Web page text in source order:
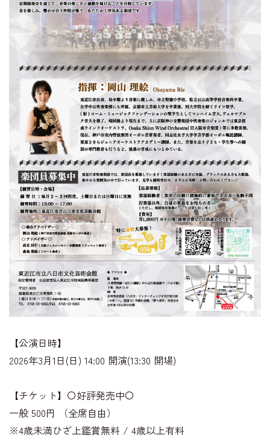
【公演日時】
2026年3月1日(日) 14:00 開演(13:30 開場)
【チケット】〇好評発売中〇
一般 500円 （全席自由）
※4歳未満ひざ上鑑賞無料 / 4歳以上有料